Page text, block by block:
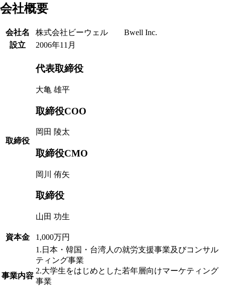
会社概要
会社名 株式会社ビーウェル Bwell Inc.
設立
2006年11月
取締役
代表取締役
大亀 雄平
取締役COO
岡田 陵太
取締役CMO
岡川 侑矢
取締役
山田 功生
資本金 1,000万円
事業内容
1.日本・韓国・台湾人の就労支援事業及びコンサル
ティング事業
2.大学生をはじめとした若年層向けマーケティング
事業